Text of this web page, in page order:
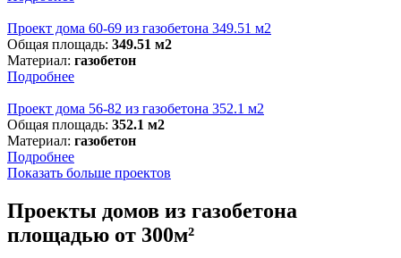
Проект дома 60-69 из газобетона 349.51 м2
Общая площадь: 349.51 м2
Материал: газобетон
Подробнее
Проект дома 56-82 из газобетона 352.1 м2
Общая площадь: 352.1 м2
Материал: газобетон
Подробнее
Показать больше проектов
Проекты домов из газобетона
площадью от 300м²